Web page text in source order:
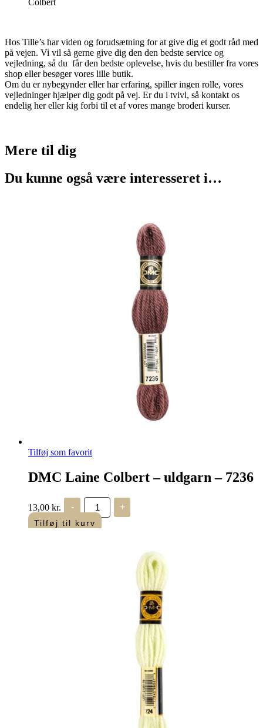
Colbert
Hos Tille’s har viden og forudsætning for at give dig et godt råd med
på vejen. Vi vil så gerne give dig den den bedste service og
vejledning, så du får den bedste oplevelse, hvis du bestiller fra vores
shop eller besøger vores lille butik.
Om du er nybegynder eller har erfaring, spiller ingen rolle, vores
vejledninger hjælper dig godt på vej. Er du i tvivl, så kontakt os
endelig her eller kig forbi til et af vores mange broderi kurser.
Mere til dig
Du kunne også være interesseret i…
Tilføj som favorit
DMC Laine Colbert – uldgarn – 7236
13,00 kr. -
DMC
Laine
Colbert
-
+
Tilføj til kurv